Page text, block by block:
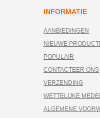
INFORMATIE
AANBIEDINGEN
NIEUWE
POPULAIR
CONTACTEER ONS
VERZENDING
WETTELIJKE
ALGEMENE